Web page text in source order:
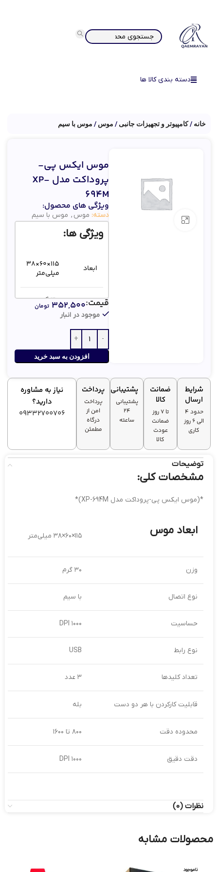
دسته بندی کالا ها
خانه کامپیوتر و تجهیزات جانبی موس موس با سیم
موس ایکس پی-
پروداکت مدل XP-
694M
ویژگی های محصول:
دسته: موس , موس با سیم
ویژگی ها:
ابعاد
۱۱۵×۶۰×۳۸
میلی‌متر
وزن ۳۰ گرم
حساسیت
موجود در انبار
افزودن به سبد خرید
قیمت:۳۵۲,۵۰۰ تومان
شرایط
ارسال
حدود 4
الی 6 روز
کاری
ضمانت
کالا
تا ۷ روز
ضمانت
عودت
کالا
پشتیبانی
پشتیبانی
۲۴
ساعته
پرداخت
پرداخت
امن از
درگاه
مطمئن
نیاز به مشاوره
دارید؟
09332700706
توضیحات
مشخصات کلی:
*(موس ایکس پی-پروداکت مدل XP-694M)*
ابعاد موس ۱۱۵×۶۰×۳۸ میلی‌متر
وزن ۳۰ گرم
نوع اتصال با سیم
حساسیت ۱۰۰۰ DPI
نوع رابط USB
تعداد کلیدها ۳ عدد
قابلیت کارکردن با هر دو دست بله
محدوده دقت ۸۰۰ تا ۱۶۰۰
دقت دقیق ۱۰۰۰ DPI
نظرات (0)
محصولات مشابه
ناموجود